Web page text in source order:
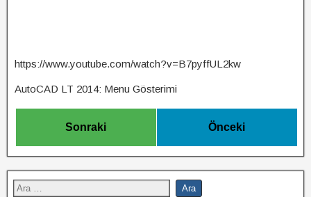
https://www.youtube.com/watch?v=B7pyffUL2kw
AutoCAD LT 2014: Menu Gösterimi
Sonraki Önceki